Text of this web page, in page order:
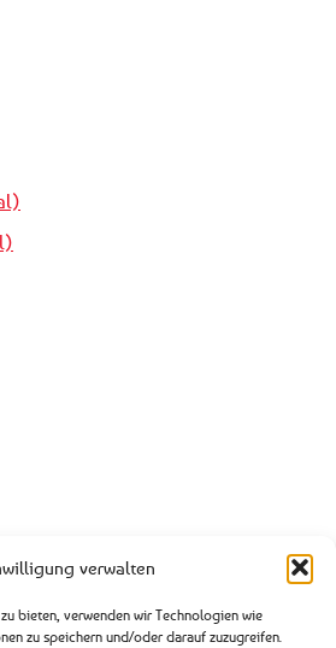
verwalten
bieten, verwenden wir Technologien wie
zu speichern und/oder darauf zuzugreifen.